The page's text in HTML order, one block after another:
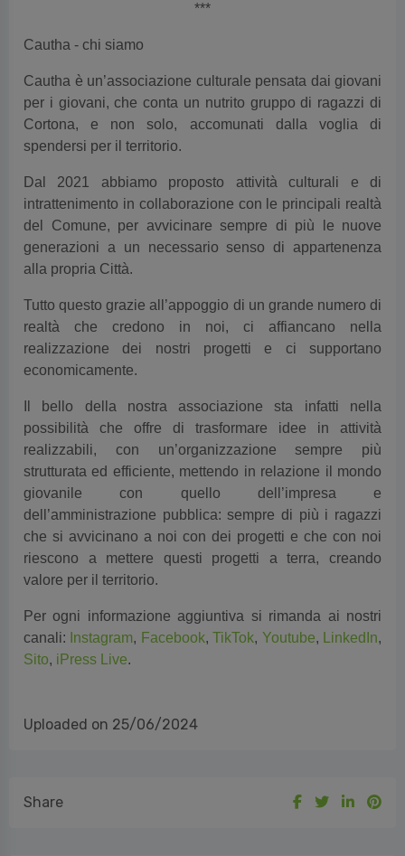
***
Cautha - chi siamo
Cautha è un’associazione culturale pensata dai giovani
per i giovani, che conta un nutrito gruppo di ragazzi di
Cortona, e non solo, accomunati dalla voglia di
spendersi per il territorio.
Dal 2021 abbiamo proposto attività culturali e di
intrattenimento in collaborazione con le principali realtà
del Comune, per avvicinare sempre di più le nuove
generazioni a un necessario senso di appartenenza
alla propria Città.
Tutto questo grazie all’appoggio di un grande numero di
realtà che credono in noi, ci affiancano nella
realizzazione dei nostri progetti e ci supportano
economicamente.
Il bello della nostra associazione sta infatti nella
possibilità che offre di trasformare idee in attività
realizzabili, con un’organizzazione sempre più
strutturata ed efficiente, mettendo in relazione il mondo
giovanile con quello dell’impresa e
dell’amministrazione pubblica: sempre di più i ragazzi
che si avvicinano a noi con dei progetti e che con noi
riescono a mettere questi progetti a terra, creando
valore per il territorio.
Per ogni informazione aggiuntiva si rimanda ai nostri
canali: Instagram, Facebook,TikTok, Youtube, LinkedIn,
Sito, iPress Live.
Uploaded on 25/06/2024
Share